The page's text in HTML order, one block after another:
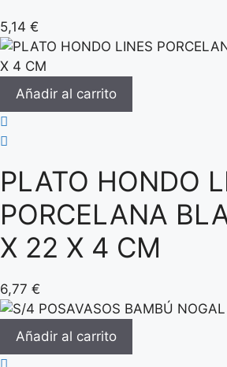
5,14 €
Añadir al carrito
PLATO HONDO
PORCELANA
X 22 X 4 CM
6,77 €
Añadir al carrito